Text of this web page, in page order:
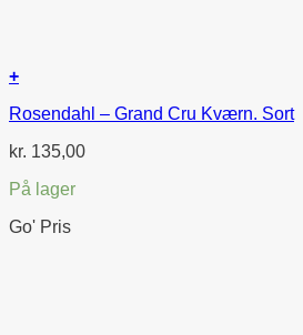
+
Rosendahl – Grand Cru Kværn. Sort
kr. 135,00
På lager
Go' Pris